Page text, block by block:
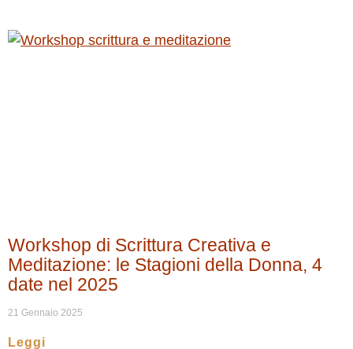
Workshop di Scrittura Creativa e
Meditazione: le Stagioni della Donna, 4
date nel 2025
21 Gennaio 2025
Leggi